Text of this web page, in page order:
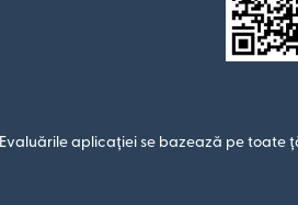
Evaluările aplicației se bazează pe toate